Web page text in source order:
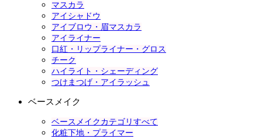
マスカラ
アイシャドウ
アイブロウ・眉マスカラ
アイライナー
口紅・リップライナー・グロス
チーク
ハイライト・シェーディング
つけまつげ・アイラッシュ
ベースメイク
ベースメイクカテゴリすべて
化粧下地・プライマー